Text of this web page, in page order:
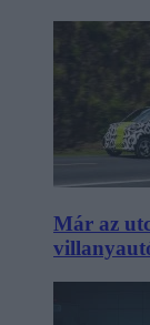
Már az